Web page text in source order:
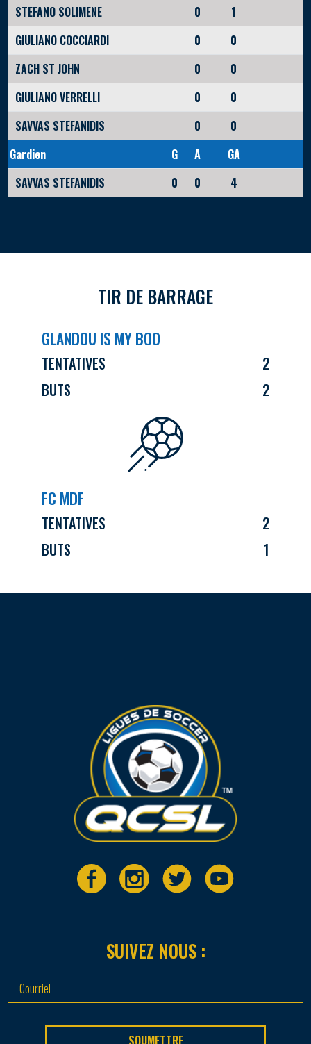
STEFANO SOLIMENE
0
1
GIULIANO COCCIARDI
0
0
ZACH ST JOHN
0
0
GIULIANO VERRELLI
0
0
SAVVAS STEFANIDIS
0
0
Gardien
G A
GA
SAVVAS STEFANIDIS
0 0 4
TIR DE BARRAGE
GLANDOU IS MY BOO
TENTATIVES
2
BUTS
2
FC MDF
2
TENTATIVES
1
BUTS
SUIVEZ NOUS :